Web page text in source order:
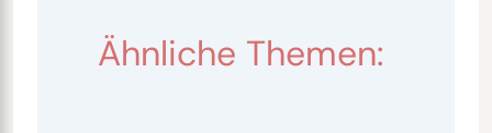
Ähnliche Themen: